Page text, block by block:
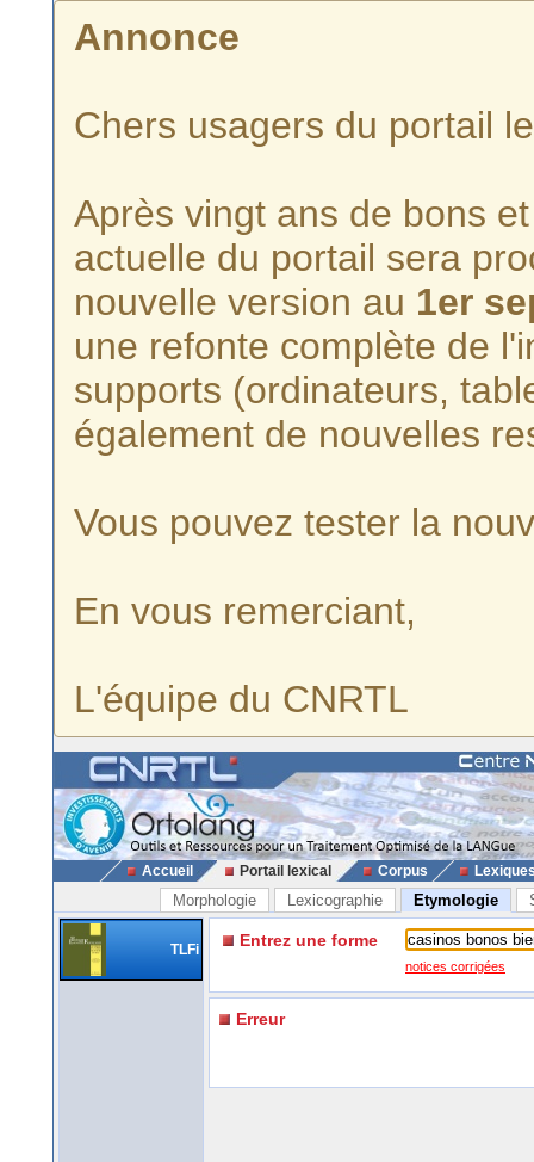
Annonce
Chers usagers du portail
Après vingt ans de bons
actuelle du portail sera
nouvelle version au 1er
une refonte complète de
supports (ordinateurs,
également de nouvelles
Vous pouvez tester la
En vous remerciant,
L'équipe du CNRTL
Accueil Portail lexical Corpus
Morphologie Lexicographie Etymologie
TLFi Entrez une forme
notices corrigées
Erreur